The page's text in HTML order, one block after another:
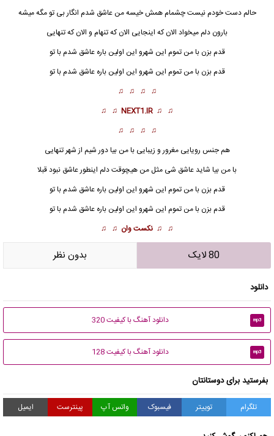
حالم دست خودم نیست چشمام همش خیسه من عاشق شدم انگار بی تو مگه میشه
بارون دلم میخواد الان که اینجایی الان که تنهام و الان که تنهایی
قدم بزن با من تموم این شهرو این اولین باره عاشق شدم با تو
قدم بزن با من تموم این شهرو این اولین باره عاشق شدم با تو
♫ ♫ ♫ ♫
♫ ♫
NEXT1.IR
♫ ♫
♫ ♫ ♫ ♫
هم جنس رویایی مغرور و زیبایی با من بیا دور شیم از شهر تنهایی
با من بیا شاید عاشق شی مثل من هیچوقت دلم اینطور عاشق نبود قبلا
قدم بزن با من تموم این شهرو این اولین باره عاشق شدم با تو
قدم بزن با من تموم این شهرو این اولین باره عاشق شدم با تو
♫ ♫ نکست وان ♫ ♫
80 لایک بدون نظر
دانلود
mp3 دانلود آهنگ با کیفیت 320
mp3 دانلود آهنگ با کیفیت 128
بفرستید برای دوستانتان
تلگرام توییتر فیسبوک واتس آپ پینترست ایمیل